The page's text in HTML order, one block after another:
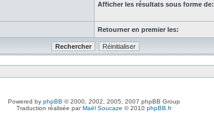
Afficher les résultats sous forme de:
Retourner en premier les:
Powered by phpBB © 2000, 2002, 2005, 2007 phpBB Group
Traduction réalisée parMaël Soucaze © 2010 phpBB.fr